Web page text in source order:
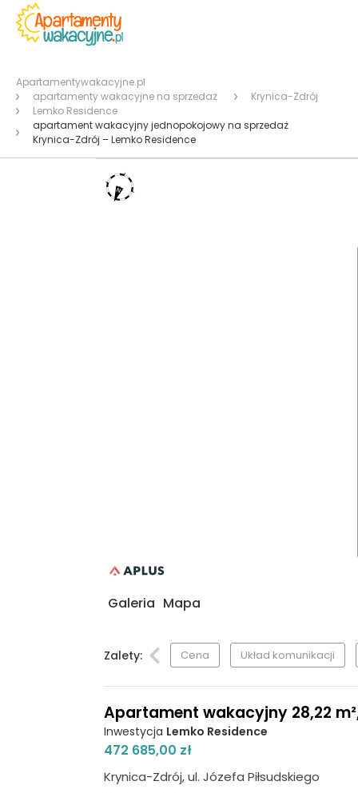
Apartamentywakacyjne.pl
apartamenty wakacyjne na sprzedaż
Krynica-Zdrój
Lemko Residence
apartament wakacyjny jednopokojowy na sprzedaż
Krynica-Zdrój – Lemko Residence
Galeria Mapa
Zalety: Cena Układ komunikacji
Apartament wakacyjny 28,22
Inwestycja Lemko Residence
472 685,00 zł
Krynica-Zdrój, ul. Józefa Piłsudskiego